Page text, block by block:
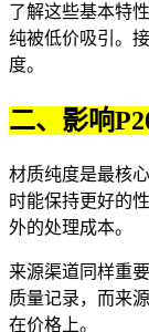
了解这些基本特
纯被低价吸引。
度。
二、影响
材质纯度是最核
时能保持更好的
外的处理成本。
来源渠道同样重
质量记录，而来
在价格上。